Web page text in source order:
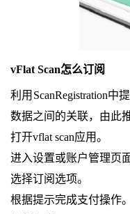
vFlat Scan怎么订阅
利用ScanRegistration
数据之间的关联，由此
打开vflat scan应用。
进入设置或账户管理页面
选择订阅选项。
根据提示完成支付操作。